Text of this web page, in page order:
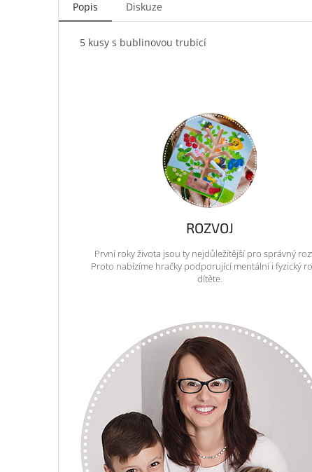
Popis Diskuze
5 kusy s bublinovou trubicí
ROZVOJ
První roky života jsou ty nejdůležitější pro správný
Proto nabízíme hračky podporující mentální i fyzický
dítěte.